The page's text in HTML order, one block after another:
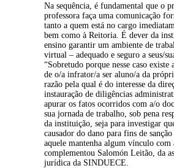
Na sequência, é fundamental que o
professora faça uma comunicação
tanto a quem está no cargo
bem como à Reitoria. É dever da
ensino garantir um ambiente de
virtual – adequado e seguro a seus/
“Sobretudo porque nesse caso existe
de o/a infrator/a ser aluno/a da
razão pela qual é do interesse da
instauração de diligências
apurar os fatos ocorridos com a/o
sua jornada de trabalho, sob pena
da instituição, seja para investigar
causador do dano para fins de
aquele mantenha algum vínculo com
complementou Salomón Leitão, da
jurídica da SINDUECE.